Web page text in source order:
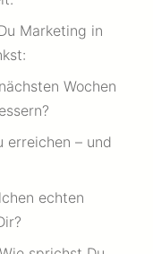
Marketing in
Wochen
erreichen – und
echten